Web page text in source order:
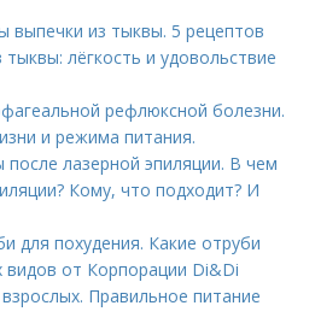
выпечки из тыквы. 5 рецептов
лёгкость и удовольствие
рефлюксной болезни.
и режима питания.
лазерной эпиляции. В чем
Кому, что подходит? И
для похудения. Какие отруби
видов от Корпорации Di&Di
Правильное питание